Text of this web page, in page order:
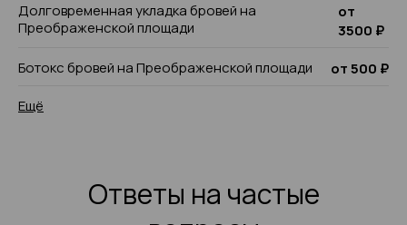
Долговременная укладка бровей на
Преображенской площади
от
3500 ₽
Ботокс бровей на Преображенской площади
от 500 ₽
Ещё
Ответы на частые